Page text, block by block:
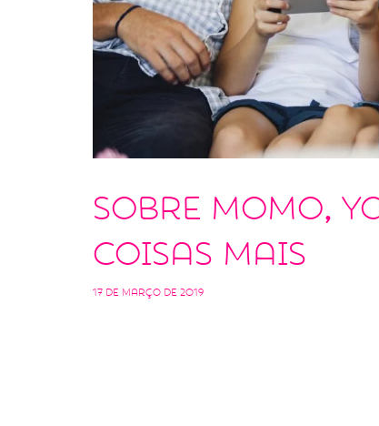
Sobre Momo,
coisas mais
17 de março de 2019